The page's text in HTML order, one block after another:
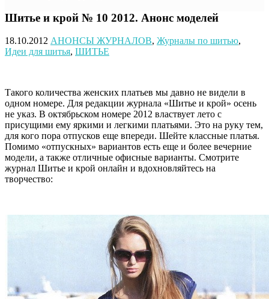
Шитье и крой № 10 2012. Анонс моделей
18.10.2012 АНОНСЫ ЖУРНАЛОВ, Журналы по шитью,
Идеи для шитья, ШИТЬЕ
Такого количества женских платьев мы давно не видели в
одном номере. Для редакции журнала «Шитье и крой» осень
не указ. В октябрьском номере 2012 властвует лето с
присущими ему яркими и легкими платьями. Это на руку тем,
для кого пора отпусков еще впереди. Шейте классные платья.
Помимо «отпускных» вариантов есть еще и более вечерние
модели, а также отличные офисные варианты. Смотрите
журнал Шитье и крой онлайн и вдохновляйтесь на
творчество: